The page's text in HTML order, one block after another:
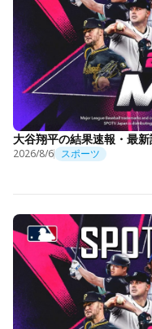
大谷翔平の結果速報・最
2026/8/6 スポーツ